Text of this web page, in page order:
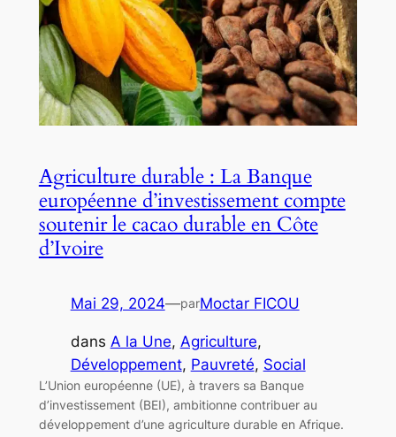
Agriculture durable : La Banque
européenne d’investissement compte
soutenir le cacao durable en Côte
d’Ivoire
Mai 29, 2024—parMoctar FICOU
dans A la Une, Agriculture
Développement, Pauvreté, Social
L’Union européenne (UE), à travers sa Banque
d’investissement (BEI), ambitionne contribuer au
développement d’une agriculture durable en Afrique.